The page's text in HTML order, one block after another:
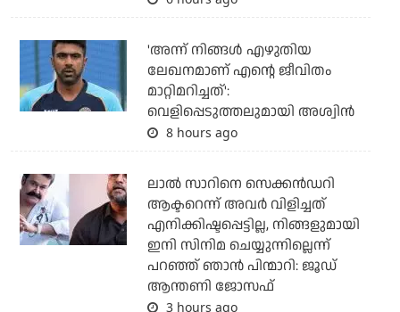
'അന്ന് നിങ്ങള്‍ എഴുതിയ
ലേഖനമാണ് എന്റെ ജീവിതം
മാറ്റിമറിച്ചത്':
വെളിപ്പെടുത്തലുമായി അശ്വിന്‍
8 hours ago
ലാല്‍ സാറിനെ സെക്കന്‍ഡറി
ആക്ടറെന്ന് അവര്‍ വിളിച്ചത്
എനിക്കിഷ്ടപ്പെട്ടില്ല, നിങ്ങളുമായി
ഇനി സിനിമ ചെയ്യുന്നില്ലെന്ന്
പറഞ്ഞ് ഞാന്‍ പിന്മാറി: ജൂഡ്
ആന്തണി ജോസഫ്
3 hours ago